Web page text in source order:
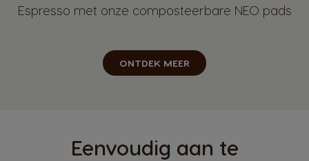
Espresso met onze composteerbare NEO pads
ONTDEK MEER
Eenvoudig aan te